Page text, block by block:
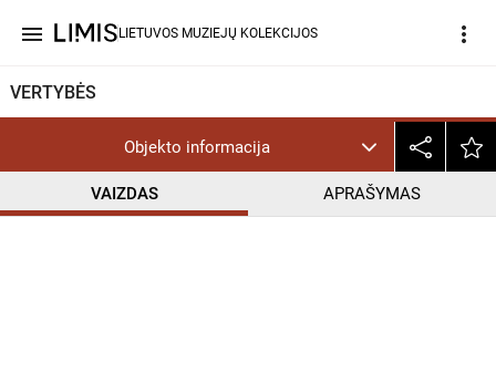
menu LIETUVOS MUZIEJŲ KOLEKCIJOS more_vert
VERTYBĖS
Objekto informacija
VAIZDAS APRAŠYMAS
CC BY-NC